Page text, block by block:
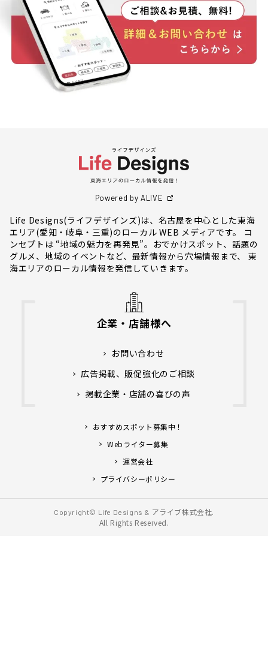
Powered by ALIVE
Life Designs(ライフデザインズ)は、名古屋を中心とした東海
エリア(愛知・岐阜・三重)のローカル WEB メディアです。 コ
ンセプトは “地域の魅力を再発見”。おでかけスポット、話題の
グルメ、地域のイベントなど、最新情報から穴場情報まで、 東
海エリアのローカル情報を発信していきます。
企業・店舗様へ
お問い合わせ
広告掲載、販促強化のご相談
掲載企業・店舗の喜びの声
おすすめスポット募集中！
Webライター募集
運営会社
プライバシーポリシー
Copyright© Life Designs & アライブ株式会社.
All Rights Reserved.